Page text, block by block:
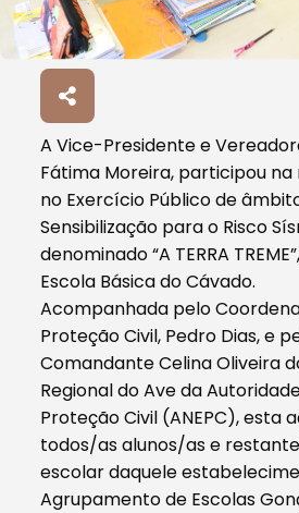
A Vice-Presidente e
Fátima Moreira, participou na
no Exercício Público de
Sensibilização para o Risco
denominado “A TERRA
Escola Básica do Cávado.
Acompanhada pelo
Proteção Civil, Pedro Dias, e
Comandante Celina Oliveira
Regional do Ave da
Proteção Civil (ANEPC), esta
todos/as alunos/as e
escolar daquele
Agrupamento de Escolas